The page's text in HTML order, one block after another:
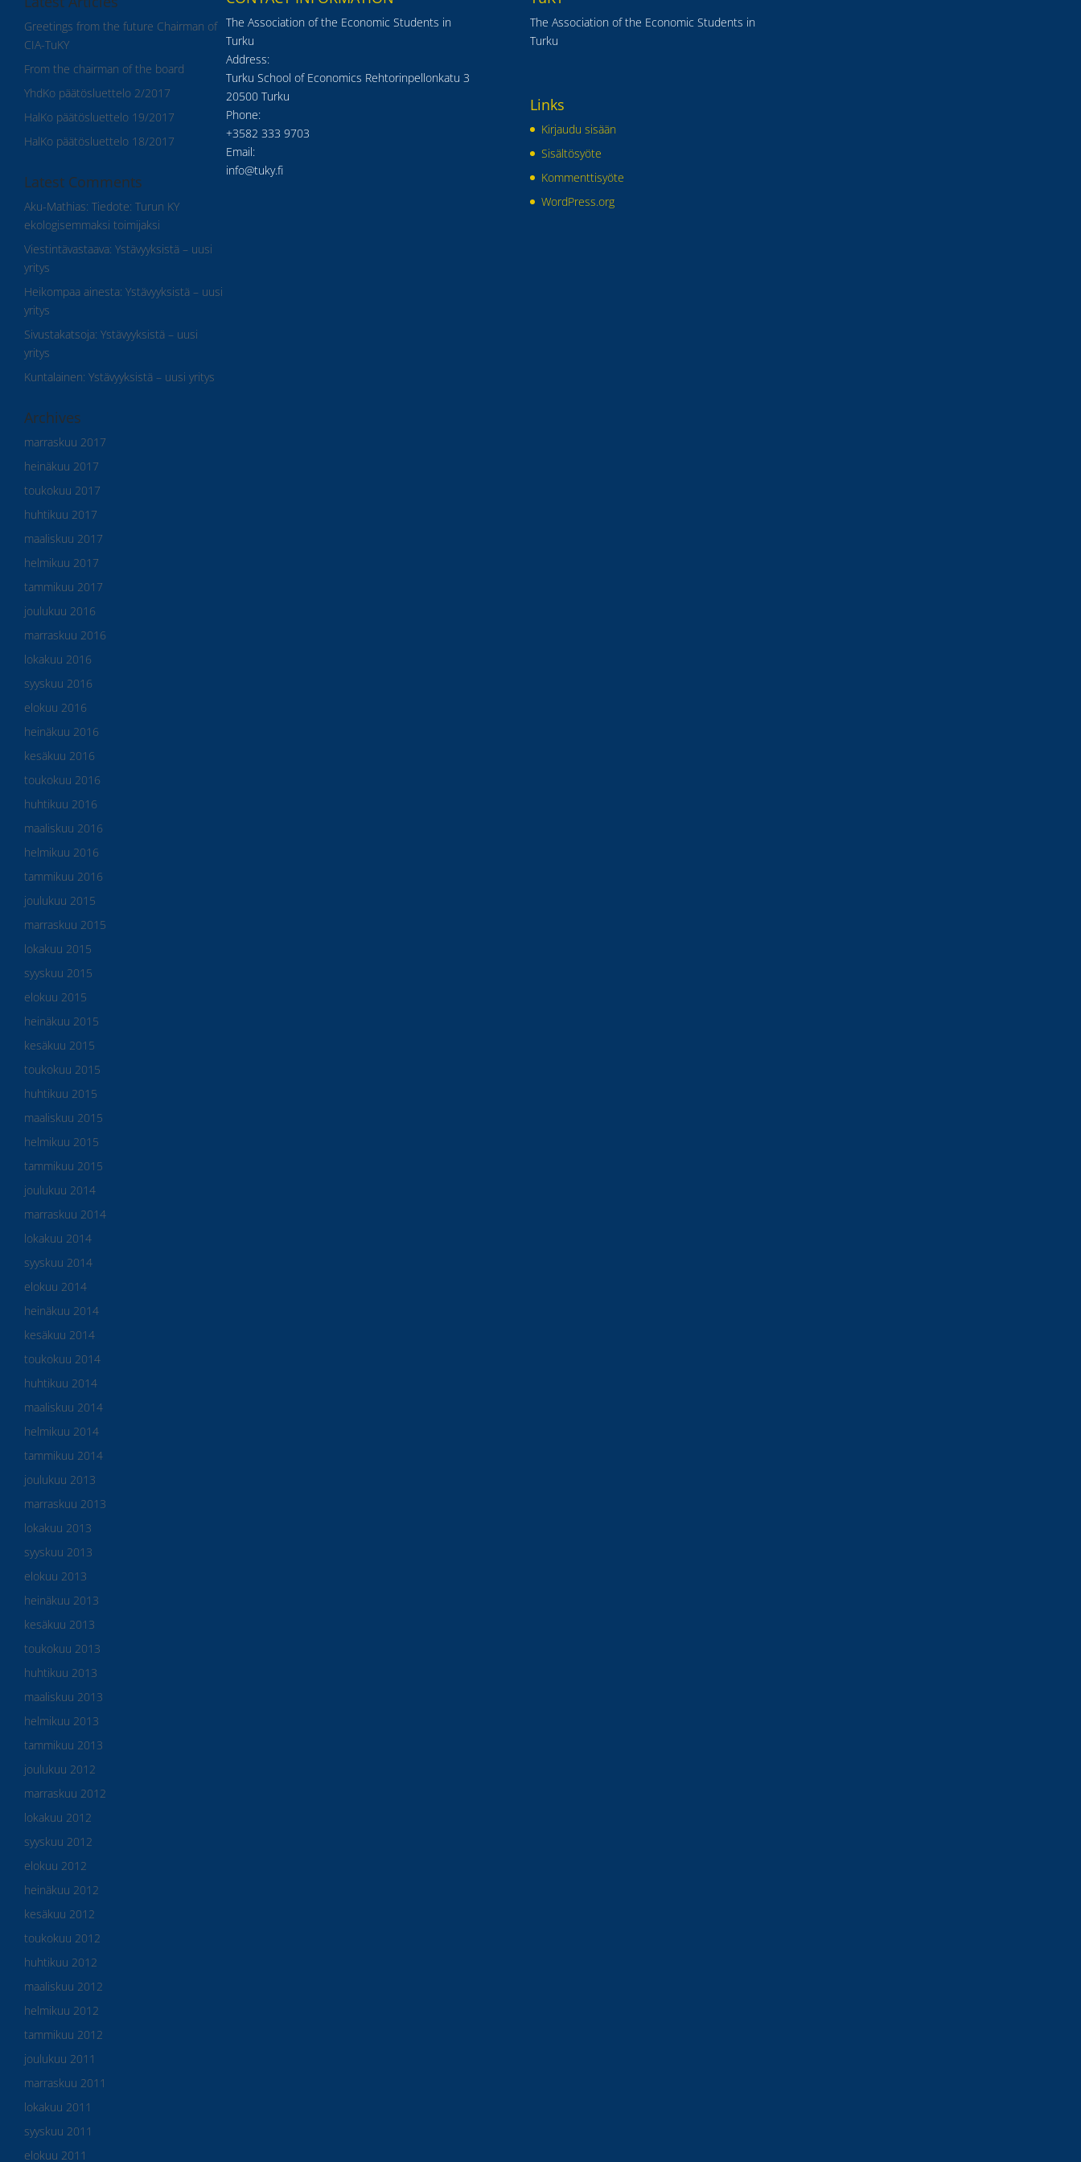
Greetings from the future Chairman of
CIA-TuKY
From the chairman of the board
YhdKo päätösluettelo 2/2017
HalKo päätösluettelo 19/2017
HalKo päätösluettelo 18/2017
Latest Comments
Aku-Mathias: Tiedote: Turun KY
ekologisemmaksi toimijaksi
Viestintävastaava: Ystävyyksistä – uusi
yritys
Heikompaa ainesta: Ystävyyksistä – uusi
yritys
Sivustakatsoja: Ystävyyksistä – uusi
yritys
Kuntalainen: Ystävyyksistä – uusi yritys
Archives
marraskuu 2017
heinäkuu 2017
toukokuu 2017
huhtikuu 2017
maaliskuu 2017
helmikuu 2017
tammikuu 2017
joulukuu 2016
marraskuu 2016
lokakuu 2016
syyskuu 2016
elokuu 2016
heinäkuu 2016
kesäkuu 2016
toukokuu 2016
huhtikuu 2016
maaliskuu 2016
helmikuu 2016
tammikuu 2016
joulukuu 2015
marraskuu 2015
lokakuu 2015
syyskuu 2015
elokuu 2015
heinäkuu 2015
kesäkuu 2015
toukokuu 2015
huhtikuu 2015
maaliskuu 2015
helmikuu 2015
tammikuu 2015
joulukuu 2014
marraskuu 2014
lokakuu 2014
syyskuu 2014
elokuu 2014
heinäkuu 2014
kesäkuu 2014
toukokuu 2014
huhtikuu 2014
maaliskuu 2014
helmikuu 2014
tammikuu 2014
joulukuu 2013
marraskuu 2013
lokakuu 2013
syyskuu 2013
elokuu 2013
heinäkuu 2013
kesäkuu 2013
toukokuu 2013
huhtikuu 2013
maaliskuu 2013
helmikuu 2013
tammikuu 2013
joulukuu 2012
marraskuu 2012
lokakuu 2012
syyskuu 2012
elokuu 2012
heinäkuu 2012
kesäkuu 2012
toukokuu 2012
huhtikuu 2012
maaliskuu 2012
helmikuu 2012
tammikuu 2012
joulukuu 2011
marraskuu 2011
lokakuu 2011
syyskuu 2011
elokuu 2011
The Association of the Economic Students in
Turku
Address:
Turku School of Economics Rehtorinpellonkatu 3
20500 Turku
Phone:
+3582 333 9703
Email:
info@tuky.fi
The Association of the Economic Students in
Turku
Links
Kirjaudu sisään
Sisältösyöte
Kommenttisyöte
WordPress.org